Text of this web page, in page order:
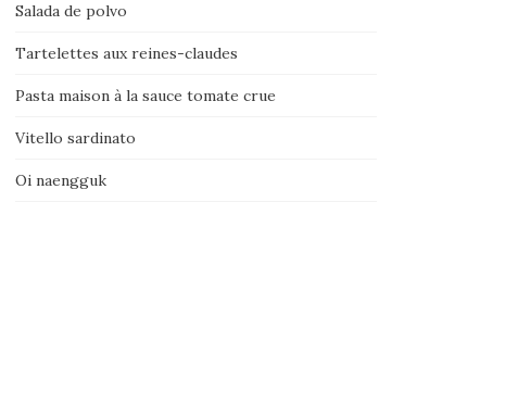
Salada de polvo
Tartelettes aux reines-claudes
Pasta maison à la sauce tomate crue
Vitello sardinato
Oi naengguk